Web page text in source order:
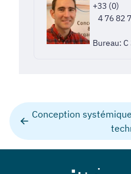
+33 (0)
4 76 82
Bureau: C
Conception